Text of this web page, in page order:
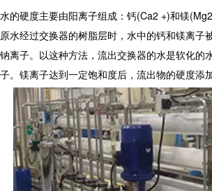
水的硬度主要由阳离子组成：钙(Ca2 +)和镁
原水经过交换器的树脂层时，水中的钙和镁离子
钠离子。以这种方法，流出交换器的水是软化的
子。镁离子达到一定饱和度后，流出物的硬度添加